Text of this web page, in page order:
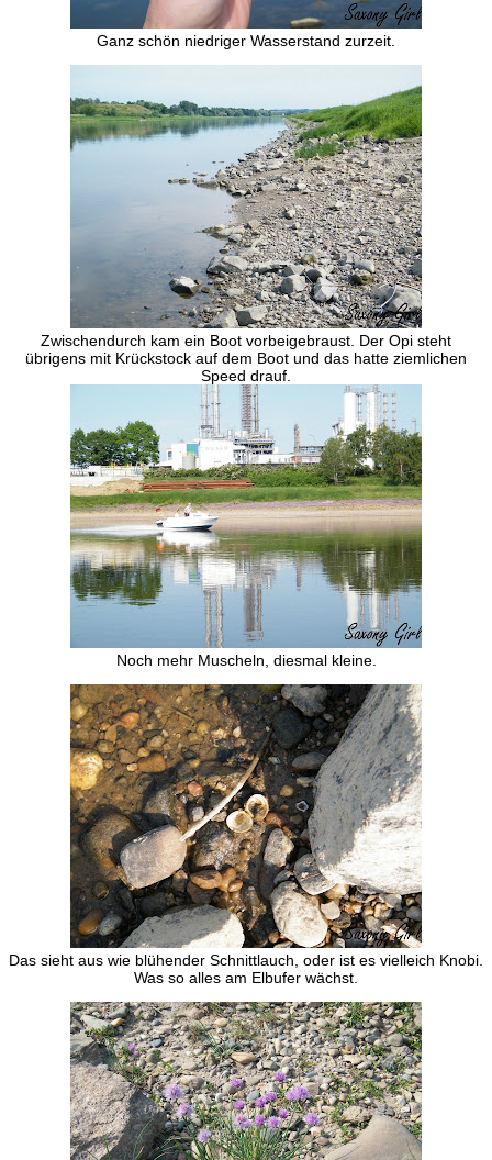
Ganz schön niedriger Wasserstand zurzeit.
Zwischendurch kam ein Boot vorbeigebraust. Der Opi steht
übrigens mit Krückstock auf dem Boot und das hatte ziemlichen
Speed drauf.
Noch mehr Muscheln, diesmal kleine.
Das sieht aus wie blühender Schnittlauch, oder ist es vielleich Knobi.
Was so alles am Elbufer wächst.